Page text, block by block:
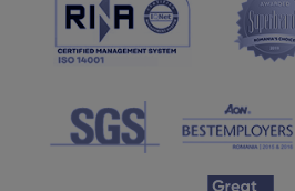
RECOMANDĂ O COMPANIE
RECOMANDĂ UN COMERCIANT
RECOMANDĂ UN COMERCIANT